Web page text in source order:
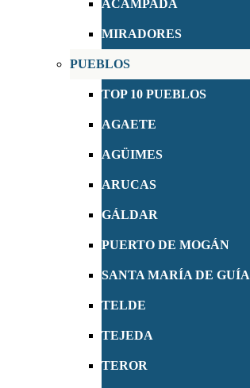
ACAMPADA
MIRADORES
PUEBLOS
TOP 10 PUEBLOS
AGAETE
AGÜIMES
ARUCAS
GÁLDAR
PUERTO DE MOGÁN
SANTA MARÍA DE GUÍA
TELDE
TEJEDA
TEROR